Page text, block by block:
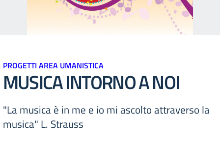
PROGETTI AREA UMANISTICA
MUSICA INTORNO A NOI
"La musica è in me e io mi ascolto attraverso la
musica" L. Strauss